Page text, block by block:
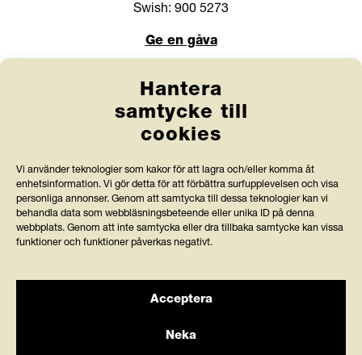
Hantera
samtycke till
cookies
Vi använder teknologier som kakor för att lagra och/eller komma åt
enhetsinformation. Vi gör detta för att förbättra surfupplevelsen och visa
personliga annonser. Genom att samtycka till dessa teknologier kan vi
behandla data som webbläsningsbeteende eller unika ID på denna
webbplats. Genom att inte samtycka eller dra tillbaka samtycke kan vissa
funktioner och funktioner påverkas negativt.
Acceptera
Neka
Swish: 900 5273
Ge en gåva
Länkar
Jobba hos oss
Prenumerera på nyhetsbrev